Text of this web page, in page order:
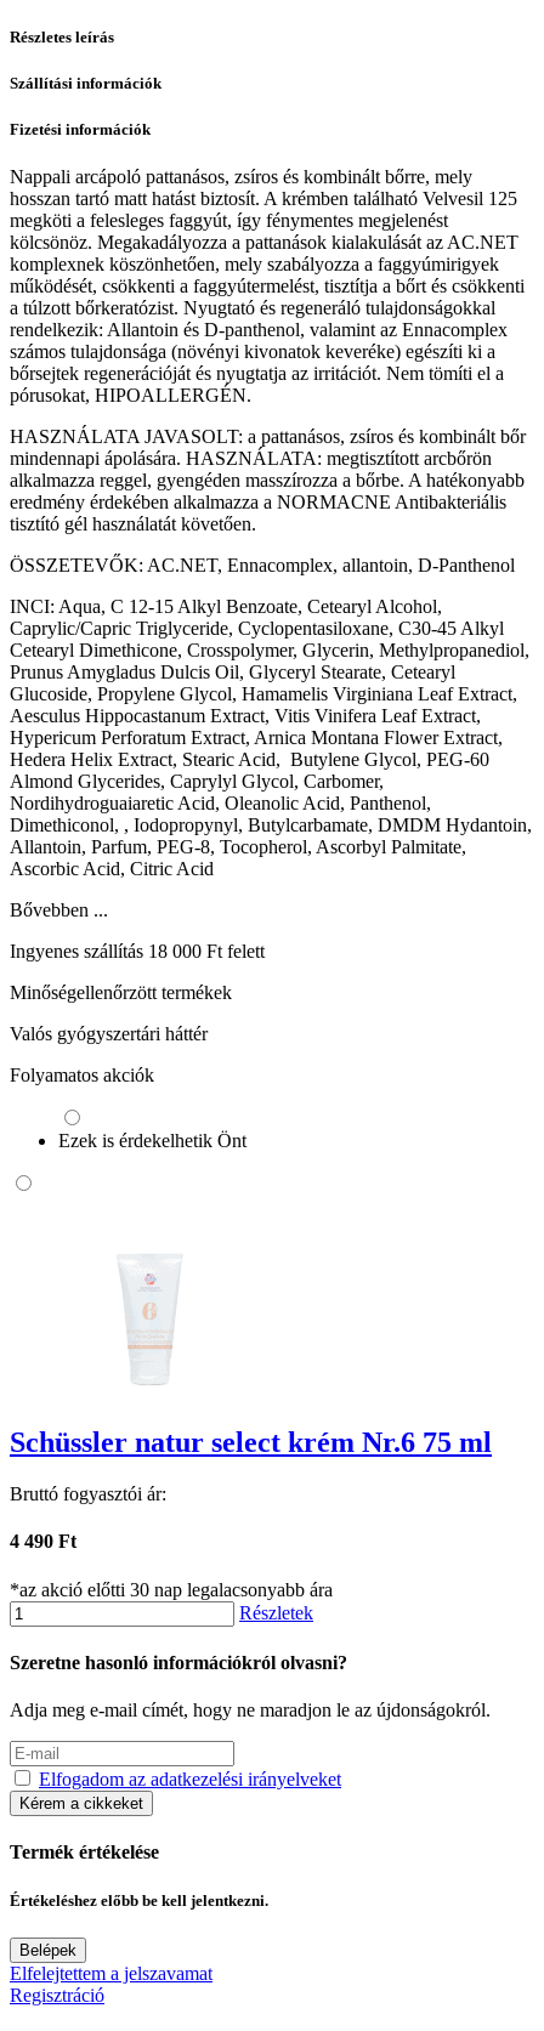
Részletes leírás
Szállítási információk
Fizetési információk
Nappali arcápoló pattanásos, zsíros és kombinált bőrre, mely
hosszan tartó matt hatást biztosít. A krémben található Velvesil 125
megköti a felesleges faggyút, így fénymentes megjelenést
kölcsönöz. Megakadályozza a pattanások kialakulását az AC.NET
komplexnek köszönhetően, mely szabályozza a faggyúmirigyek
működését, csökkenti a faggyútermelést, tisztítja a bőrt és csökkenti
a túlzott bőrkeratózist. Nyugtató és regeneráló tulajdonságokkal
rendelkezik: Allantoin és D-panthenol, valamint az Ennacomplex
számos tulajdonsága (növényi kivonatok keveréke) egészíti ki a
bőrsejtek regenerációját és nyugtatja az irritációt. Nem tömíti el a
pórusokat, HIPOALLERGÉN.
HASZNÁLATA JAVASOLT: a pattanásos, zsíros és kombinált bőr
mindennapi ápolására. HASZNÁLATA: megtisztított arcbőrön
alkalmazza reggel, gyengéden masszírozza a bőrbe. A hatékonyabb
eredmény érdekében alkalmazza a NORMACNE Antibakteriális
tisztító gél használatát követően.
ÖSSZETEVŐK: AC.NET, Ennacomplex, allantoin, D-Panthenol
INCI: Aqua, C 12-15 Alkyl Benzoate, Cetearyl Alcohol,
Caprylic/Capric Triglyceride, Cyclopentasiloxane, C30-45 Alkyl
Cetearyl Dimethicone, Crosspolymer, Glycerin, Methylpropanediol,
Prunus Amygladus Dulcis Oil, Glyceryl Stearate, Cetearyl
Glucoside, Propylene Glycol, Hamamelis Virginiana Leaf Extract,
Aesculus Hippocastanum Extract, Vitis Vinifera Leaf Extract,
Hypericum Perforatum Extract, Arnica Montana Flower Extract,
Hedera Helix Extract, Stearic Acid, Butylene Glycol, PEG-60
Almond Glycerides, Caprylyl Glycol, Carbomer,
Nordihydroguaiaretic Acid, Oleanolic Acid, Panthenol,
Dimethiconol, , Iodopropynyl, Butylcarbamate, DMDM Hydantoin,
Allantoin, Parfum, PEG-8, Tocopherol, Ascorbyl Palmitate,
Ascorbic Acid, Citric Acid
Bővebben ...
Ingyenes szállítás 18 000 Ft felett
Minőségellenőrzött termékek
Valós gyógyszertári háttér
Folyamatos akciók
Ezek is érdekelhetik Önt
Schüssler natur select krém Nr.6 75 ml
Bruttó fogyasztói ár:
4 490 Ft
*az akció előtti 30 nap legalacsonyabb ára
Részletek
Szeretne hasonló információkról olvasni?
Adja meg e-mail címét, hogy ne maradjon le az újdonságokról.
Elfogadom az adatkezelési irányelveket
Kérem a cikkeket
Termék értékelése
Értékeléshez előbb be kell jelentkezni.
Belépek
Elfelejtettem a jelszavamat
Regisztráció